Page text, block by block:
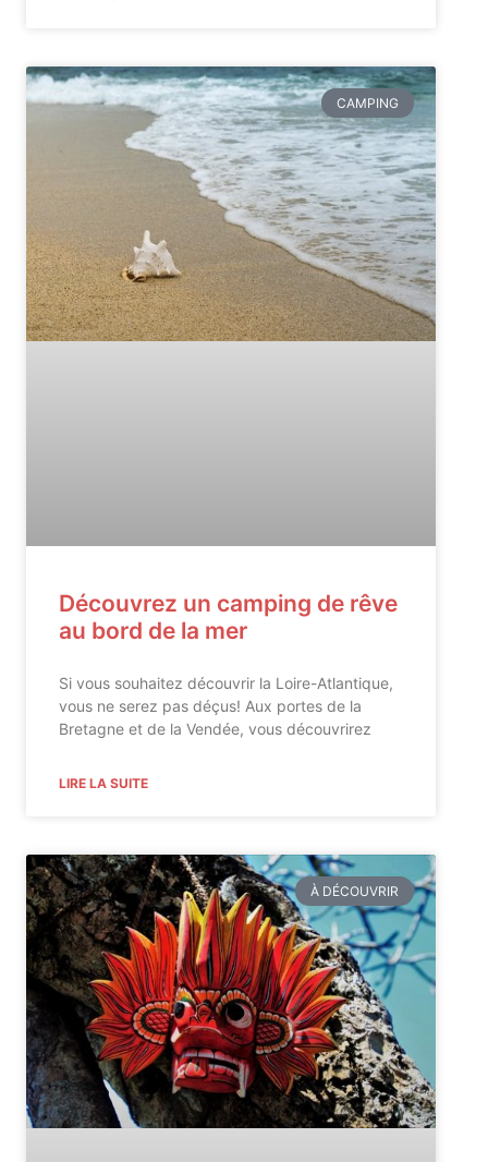
CAMPING
Découvrez un camping de rêve
au bord de la mer
Si vous souhaitez découvrir la Loire-Atlantique,
vous ne serez pas déçus! Aux portes de la
Bretagne et de la Vendée, vous découvrirez
LIRE LA SUITE
À DÉCOUVRIR